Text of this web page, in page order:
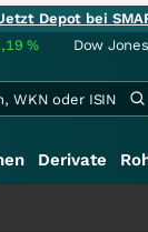
Depot bei
% Dow Jones
Derivate